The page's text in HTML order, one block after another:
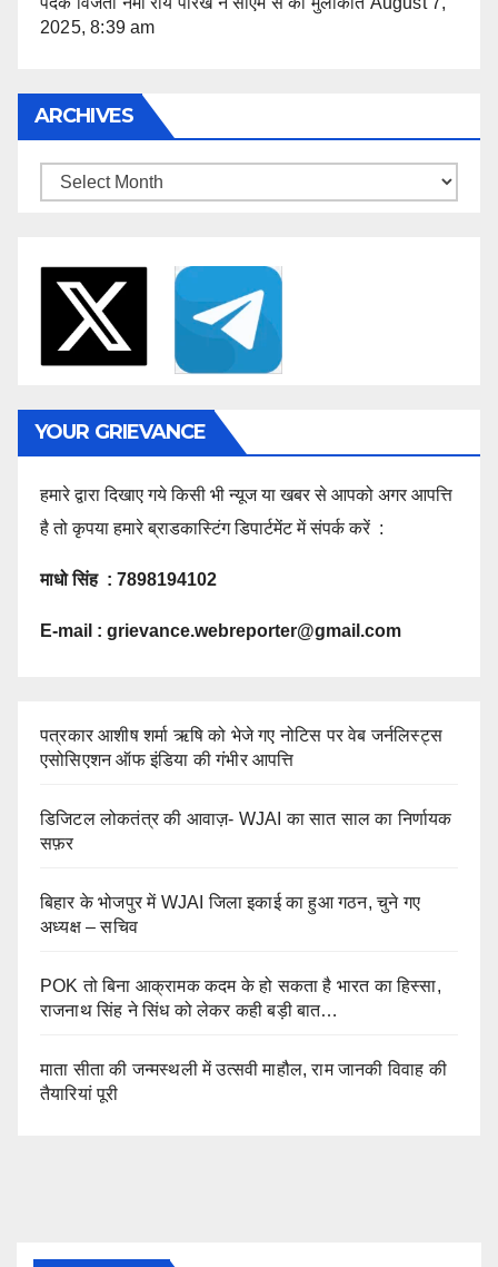
2025, 8:39 am
ARCHIVES
Archives
YOUR GRIEVANCE
हमारे द्वारा दिखाए गये किसी भी न्यूज या खबर से आपको अगर आपत्ति
है तो कृपया हमारे ब्राडकास्टिंग डिपार्टमेंट में संपर्क करें :
माधो सिंह : 7898194102
E-mail : grievance.webreporter@gmail.com
पत्रकार आशीष शर्मा ऋषि को भेजे गए नोटिस पर वेब जर्नलिस्ट्स
एसोसिएशन ऑफ इंडिया की गंभीर आपत्ति
डिजिटल लोकतंत्र की आवाज़- WJAI का सात साल का निर्णायक
सफ़र
बिहार के भोजपुर में WJAI जिला इकाई का हुआ गठन, चुने गए
अध्यक्ष – सचिव
POK तो बिना आक्रामक कदम के हो सकता है भारत का हिस्सा,
राजनाथ सिंह ने सिंध को लेकर कही बड़ी बात…
माता सीता की जन्मस्थली में उत्सवी माहौल, राम जानकी विवाह की
तैयारियां पूरी